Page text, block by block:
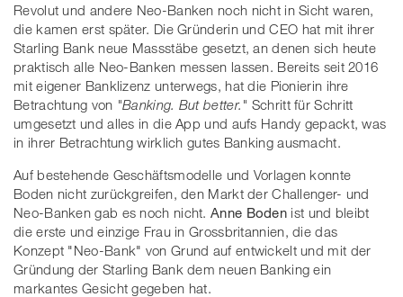
Revolut und andere Neo-Banken noch nicht in Sicht waren,
die kamen erst später. Die Gründerin und CEO hat mit ihrer
Starling Bank neue Massstäbe gesetzt, an denen sich heute
praktisch alle Neo-Banken messen lassen. Bereits seit 2016
mit eigener Banklizenz unterwegs, hat die Pionierin ihre
Betrachtung von "Banking. But better." Schritt für Schritt
umgesetzt und alles in die App und aufs Handy gepackt, was
in ihrer Betrachtung wirklich gutes Banking ausmacht.
Auf bestehende Geschäftsmodelle und Vorlagen konnte
Boden nicht zurückgreifen, den Markt der Challenger- und
Neo-Banken gab es noch nicht.Anne Boden ist und bleibt
die erste und einzige Frau in Grossbritannien, die das
Konzept "Neo-Bank" von Grund auf entwickelt und mit der
Gründung der Starling Bank dem neuen Banking ein
markantes Gesicht gegeben hat.